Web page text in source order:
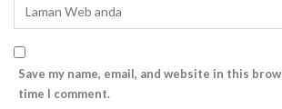
Save my name, email, and website in this
time I comment.